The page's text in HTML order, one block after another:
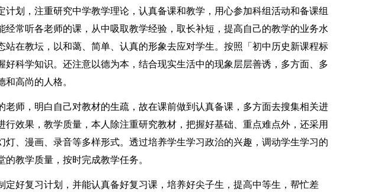
计划，注重研究中学教学理论，认真备课和教学，用心参加科组活动和备课组
经常听各老师的课，从中吸取教学经验，取长补短，提高自己的教学的业务水
站在教坛，以和蔼、简单、认真的形象去应对学生。按照「初中历史新课程标
好科学知识。还注意以德为本，结合现实生活中的现象层层善诱，多方面、多
高尚的人格。
老师，明白自己对教材的生疏，故在课前做到认真备课，多方面去搜集相关进
行效果，教学质量，本人除注重研究教材，把握好基础、重点难点外，还采用
灯、漫画、录音等多样形式。透过培养学生学习政治的兴趣，调动学生学习的
的教学质量，按时完成教学任务。
定好复习计划，并能认真备好复习课，培养好尖子生，提高中等生，帮忙差